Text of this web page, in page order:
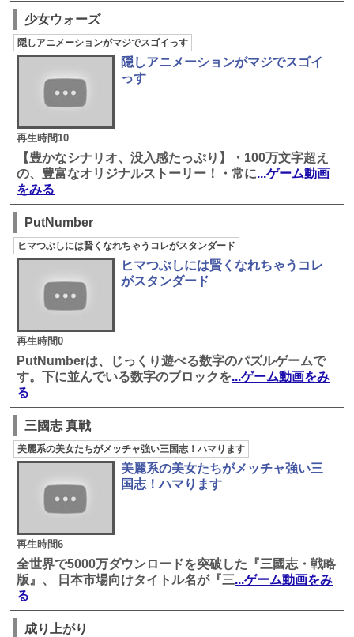
少女ウォーズ
隠しアニメーションがマジでスゴイっす
再生時間10
隠しアニメーションがマジでスゴイ
っす
【豊かなシナリオ、没入感たっぷり】・100万文字超え
の、豊富なオリジナルストーリー！・常に...ゲーム動画
をみる
PutNumber
ヒマつぶしには賢くなれちゃうコレがスタンダード
再生時間0
ヒマつぶしには賢くなれちゃうコレ
がスタンダード
PutNumberは、じっくり遊べる数字のパズルゲームで
す。下に並んでいる数字のブロックを...ゲーム動画をみ
る
三國志 真戦
美麗系の美女たちがメッチャ強い三国志！ハマります
再生時間6
美麗系の美女たちがメッチャ強い三
国志！ハマります
全世界で5000万ダウンロードを突破した『三國志・戦略
版』、 日本市場向けタイトル名が『三...ゲーム動画をみ
る
成り上がり